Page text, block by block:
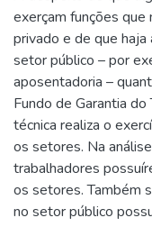
exerçam funções
privado e de que
setor público – por
aposentadoria –
Fundo de Garantia
técnica realiza o
os setores. Na
trabalhadores
os setores. Também
no setor público